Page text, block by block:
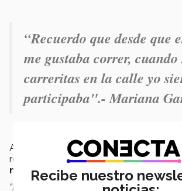
“Recuerdo que desde que
me gustaba correr,
carreritas en la calle yo
participaba".- Mariana
Actualmente, es seleccionada nacional
relevos mixto con una marca personal de
minutos en 400 metros planos.
“Es un sueño cumplido el poder ir a este
Recibe nuestro